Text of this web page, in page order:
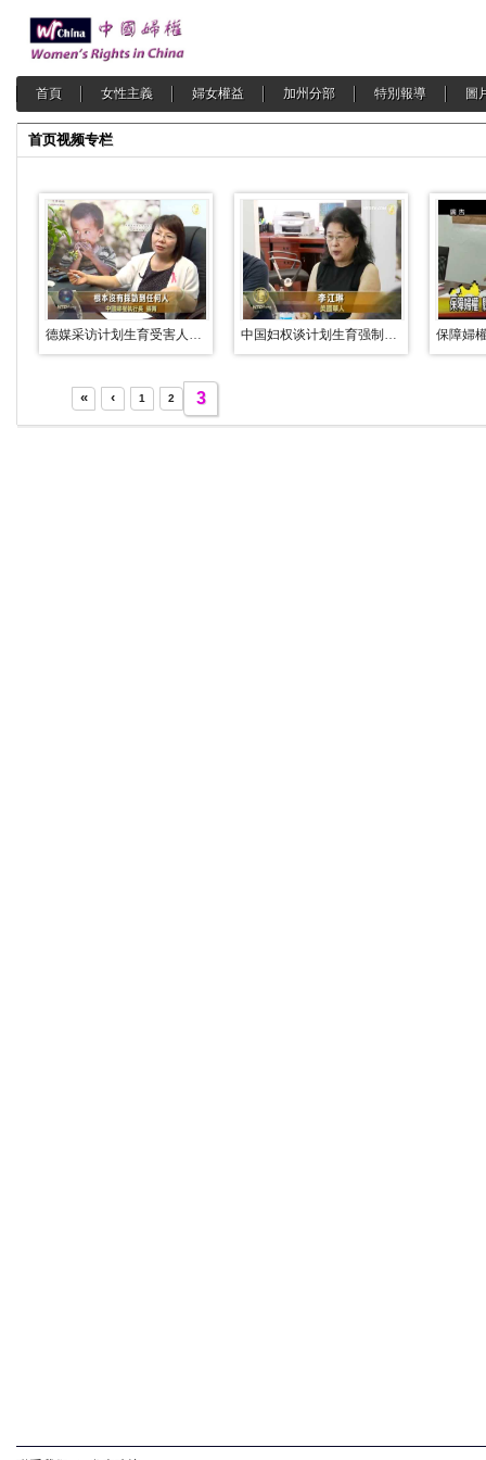
首頁 女性主義 婦女權益 加州分部 特別報導 圖
首页视频专栏
德媒采访计划生育受害人遭当局威吓 中国妇权谈计划生育强制堕胎恶果
« ‹ 1 2 3